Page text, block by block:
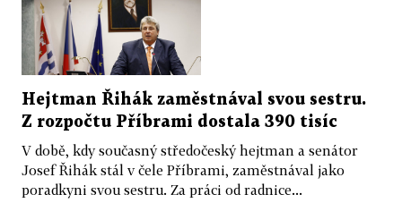
Hejtman Řihák zaměstnával svou sestru.
Z rozpočtu Příbrami dostala 390 tisíc
V době, kdy současný středočeský hejtman a senátor
Josef Řihák stál v čele Příbrami, zaměstnával jako
poradkyni svou sestru. Za práci od radnice...